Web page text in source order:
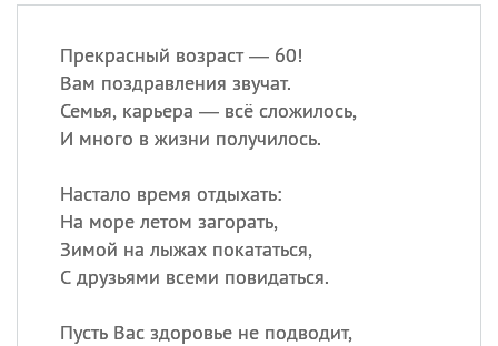
Прекрасный возраст — 60!
Вам поздравления звучат.
Семья, карьера — всё сложилось,
И много в жизни получилось.
Настало время отдыхать:
На море летом загорать,
Зимой на лыжах покататься,
С друзьями всеми повидаться.
Пусть Вас здоровье не подводит,